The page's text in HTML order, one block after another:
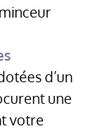
d’un
une
votre